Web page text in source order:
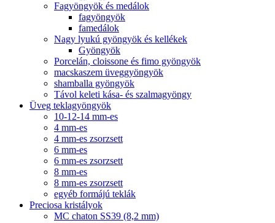
Fagyöngyök és medálok
fagyöngyök
famedálok
Nagy lyukú gyöngyök és kellékek
Gyöngyök
Porcelán, cloissone és fimo gyöngyök
macskaszem üveggyöngyök
shamballa gyöngyök
Távol keleti kása- és szalmagyöngy
Üveg teklagyöngyök
10-12-14 mm-es
4 mm-es
4 mm-es zsorzsett
6 mm-es
6 mm-es zsorzsett
8 mm-es
8 mm-es zsorzsett
egyéb formájú teklák
Preciosa kristályok
MC chaton SS39 (8,2 mm)